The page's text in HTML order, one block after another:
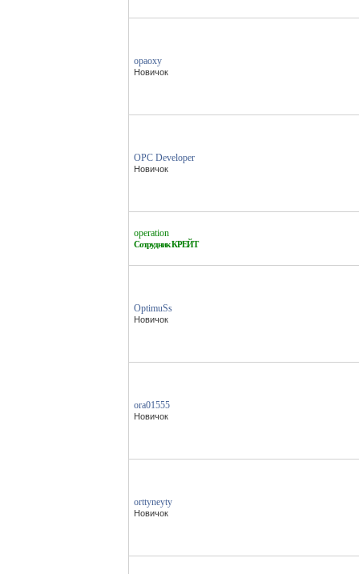
opaoxy
Новичок
OPC Developer
Новичок
operation
Сотрудник КРЕЙТ
OptimuSs
Новичок
ora01555
Новичок
orttyneyty
Новичок